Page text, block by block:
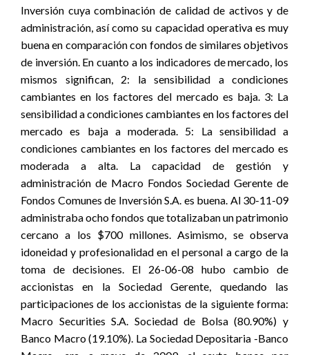
Inversión cuya combinación de calidad de activos y de
administración, así como su capacidad operativa es muy
buena en comparación con fondos de similares objetivos
de inversión. En cuanto a los indicadores de mercado, los
mismos significan, 2: la sensibilidad a condiciones
cambiantes en los factores del mercado es baja. 3: La
sensibilidad a condiciones cambiantes en los factores del
mercado es baja a moderada. 5: La sensibilidad a
condiciones cambiantes en los factores del mercado es
moderada a alta. La capacidad de gestión y
administración de Macro Fondos Sociedad Gerente de
Fondos Comunes de Inversión S.A. es buena. Al 30-11-09
administraba ocho fondos que totalizaban un patrimonio
cercano a los $700 millones. Asimismo, se observa
idoneidad y profesionalidad en el personal a cargo de la
toma de decisiones. El 26-06-08 hubo cambio de
accionistas en la Sociedad Gerente, quedando las
participaciones de los accionistas de la siguiente forma:
Macro Securities S.A. Sociedad de Bolsa (80.90%) y
Banco Macro (19.10%). La Sociedad Depositaria -Banco